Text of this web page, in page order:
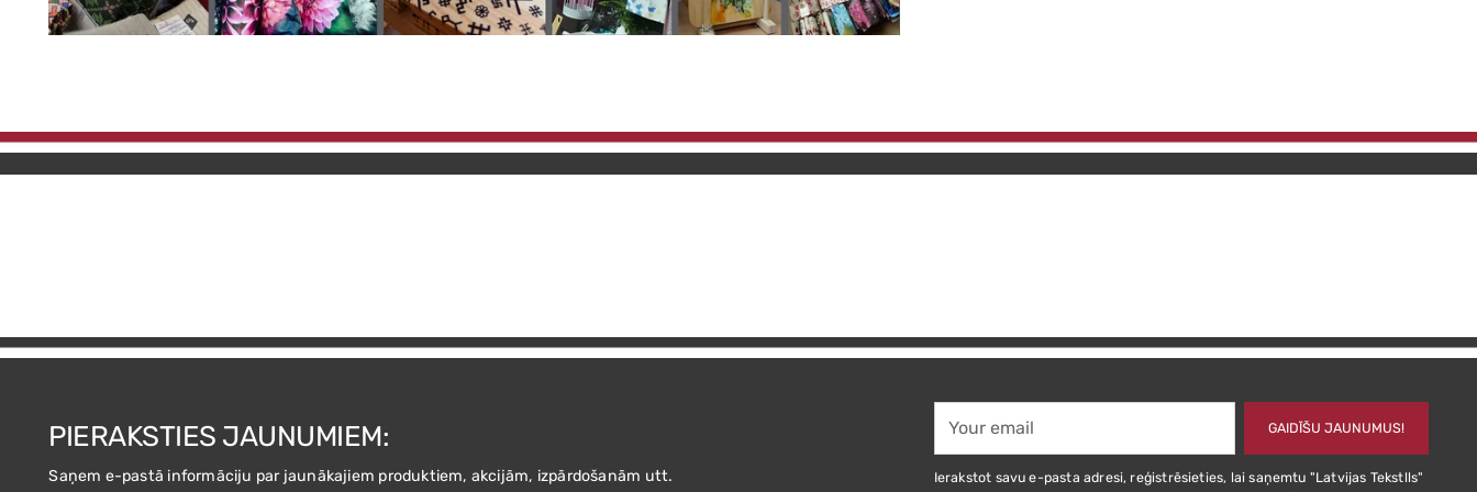
PIERAKSTIES JAUNUMIEM:
Saņem e-pastā informāciju par jaunākajiem produktiem, akcijām, izpārdošanām utt.
email
GAIDĪŠU JAUNUMUS!
Ierakstot savu e-pasta adresi, reģistrēsieties, lai saņemtu "Latvijas Tekstlls"